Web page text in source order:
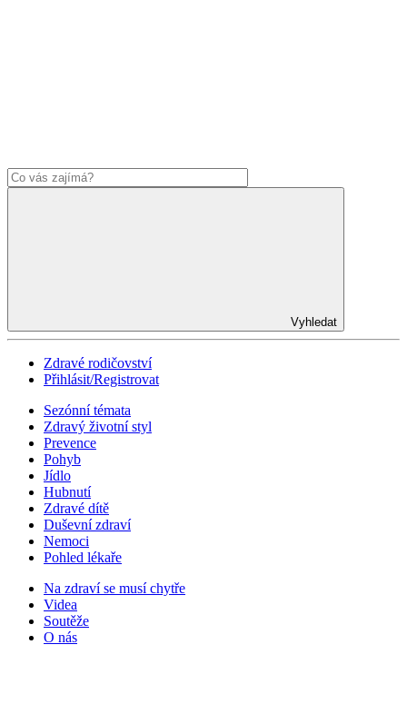
Vyhledat
Zdravé rodičovství
Přihlásit/Registrovat
Sezónní témata
Zdravý životní styl
Prevence
Pohyb
Jídlo
Hubnutí
Zdravé dítě
Duševní zdraví
Nemoci
Pohled lékaře
Na zdraví se musí chytře
Videa
Soutěže
O nás